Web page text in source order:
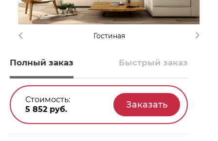
Гостиная
Полный заказ Быстрый заказ
Стоимость:
5 852 руб.